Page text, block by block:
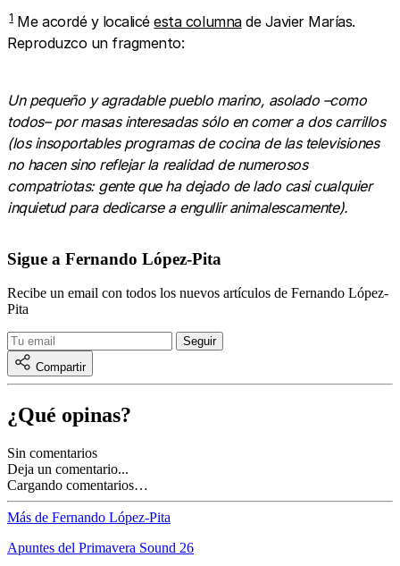
1Me acordé y localicéesta columnade Javier Marías.
Reproduzco un fragmento:
Un pequeño y agradable pueblo marino, asolado –como
todos– por masas interesadas sólo en comer a dos carrillos
(los insoportables programas de cocina de las televisiones
no hacen sino reflejar la realidad de numerosos
compatriotas: gente que ha dejado de lado casi cualquier
inquietud para dedicarse a engullir animalescamente).
Sigue a Fernando López-Pita
Recibe un email con todos los nuevos artículos de Fernando López-
Pita
Compartir
¿Qué opinas?
Sin comentarios
Deja un comentario...
Cargando comentarios…
Más de Fernando López-Pita
Apuntes del Primavera Sound 26